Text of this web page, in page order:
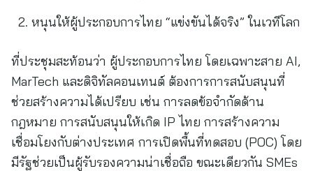
หนุนให้ผู้ประกอบการไทย “แข่งขันได้จริง” ในเวทีโลก
ที่ประชุมสะท้อนว่า ผู้ประกอบการไทย โดยเฉพาะสาย AI,
MarTech และดิจิทัลคอนเทนต์ ต้องการการสนับสนุนที่
ช่วยสร้างความได้เปรียบ เช่น การลดข้อจำกัดด้าน
กฎหมาย การสนับสนุนให้เกิด IP ไทย การสร้างความ
เชื่อมโยงกับต่างประเทศ การเปิดพื้นที่ทดสอบ (POC) โดย
มีรัฐช่วยเป็นผู้รับรองความน่าเชื่อถือ ขณะเดียวกัน SMEs